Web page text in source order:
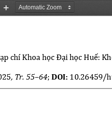
Zoom
chí Khoa học Đại học Huế:
, Tr. 55–64; DOI: 10.26459/